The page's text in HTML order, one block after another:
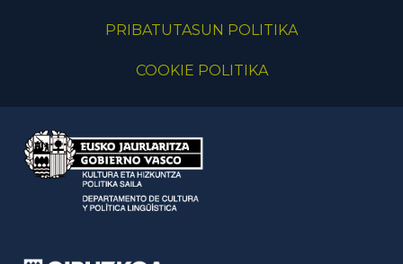
PRIBATUTASUN POLITIKA
COOKIE POLITIKA